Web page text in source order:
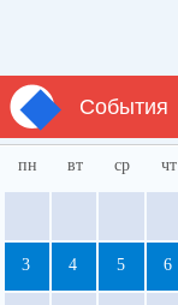
События
пн вт ср чт
3 4 5 6